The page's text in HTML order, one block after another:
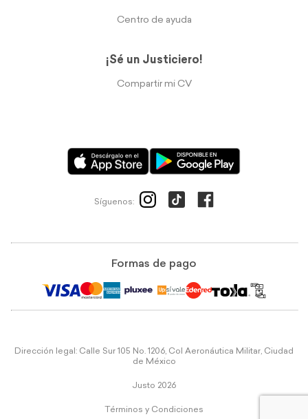
Centro de ayuda
¡Sé un Justiciero!
Compartir mi CV
Síguenos:
Formas de pago
Dirección legal: Calle Sur 105 No. 1206, Col Aeronáutica Militar, Ciudad
de México
Justo 2026
Términos y Condiciones